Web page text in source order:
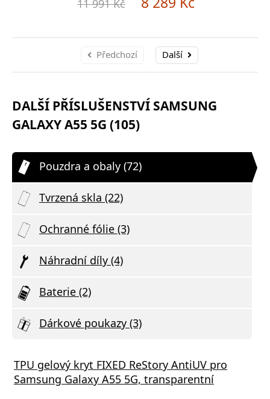
11 991 Kč
Předchozí Další
DALŠÍ PŘÍSLUŠENSTVÍ SAMSUNG
GALAXY A55 5G (105)
Pouzdra a obaly (72)
Tvrzená skla (22)
Ochranné fólie (3)
Náhradní díly (4)
Baterie (2)
Dárkové poukazy (3)
TPU gelový kryt FIXED ReStory AntiUV pro
Samsung Galaxy A55 5G, transparentní